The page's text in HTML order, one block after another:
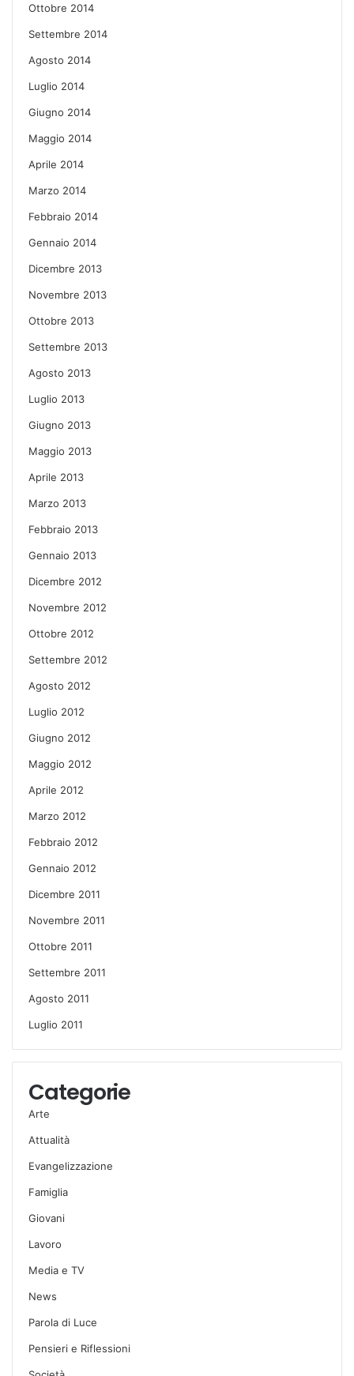
Ottobre 2014
Settembre 2014
Agosto 2014
Luglio 2014
Giugno 2014
Maggio 2014
Aprile 2014
Marzo 2014
Febbraio 2014
Gennaio 2014
Dicembre 2013
Novembre 2013
Ottobre 2013
Settembre 2013
Agosto 2013
Luglio 2013
Giugno 2013
Maggio 2013
Aprile 2013
Marzo 2013
Febbraio 2013
Gennaio 2013
Dicembre 2012
Novembre 2012
Ottobre 2012
Settembre 2012
Agosto 2012
Luglio 2012
Giugno 2012
Maggio 2012
Aprile 2012
Marzo 2012
Febbraio 2012
Gennaio 2012
Dicembre 2011
Novembre 2011
Ottobre 2011
Settembre 2011
Agosto 2011
Luglio 2011
Categorie
Arte
Attualità
Evangelizzazione
Famiglia
Giovani
Lavoro
Media e TV
News
Parola di Luce
Pensieri e Riflessioni